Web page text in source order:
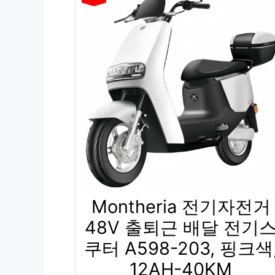
Montheria 전기자전거
48V 출퇴근 배달 전기
쿠터 A598-203, 핑크
12AH-40KM